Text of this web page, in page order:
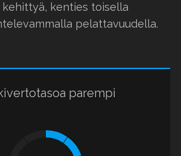
kehittyä, kenties toisella
pelattavuudella.
parempi